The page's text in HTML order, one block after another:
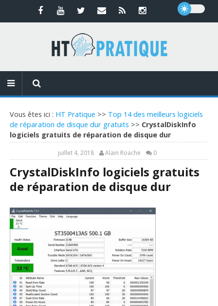
Vous êtes ici : HT Pratique >> Top 14 des meilleurs logiciels
de réparation de disque dur gratuits >> CrystalDiskInfo
logiciels gratuits de réparation de disque dur
juillet 4, 2018 Alain Roache 0
CrystalDiskInfo logiciels gratuits
de réparation de disque dur